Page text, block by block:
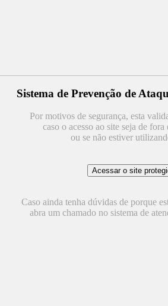
Sistema de Prevenção de
Por motivos de segurança, esta
caso o acesso ao site seja de
ou se não estiver
Caso ainda tenha dúvidas de porque
abra um chamado no sistema de